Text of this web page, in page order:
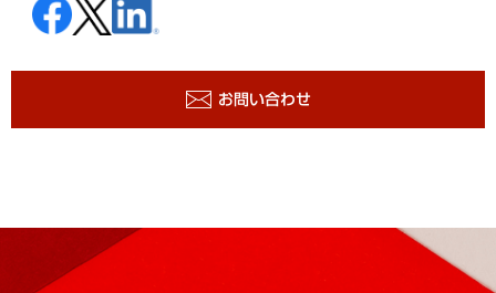
お問い合わせ